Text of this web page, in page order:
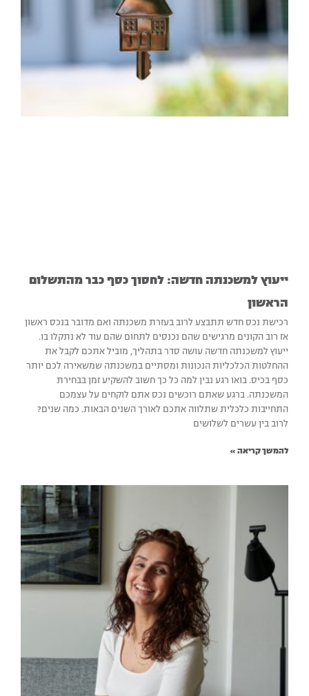
ייעוץ למשכנתה חדשה: לחסוך כסף כבר מהתשלום
הראשון‏
רכישת נכס חדש תתבצע לרוב בעזרת משכנתה ואם מדובר בנכס ראשון
אז רוב הקונים מרגישים שהם נכנסים לתחום שהם עוד לא נתקלו בו.
ייעוץ למשכנתה חדשה עושה סדר בתהליך, מוביל אתכם לקבל את
ההחלטות הכלכליות הנכונות ומסתיים במשכנתה שמשאירה לכם יותר
כסף בכיס. בואו רגע נבין למה כל כך חשוב להשקיע זמן בבחירת
המשכנתה. ברגע שאתם רוכשים נכס אתם לוקחים על עצמכם
התחייבות כלכלית שתלווה אתכם לאורך השנים הבאות. כמה שנים?
לרוב בין עשרים לשלושים
להמשך קריאה »